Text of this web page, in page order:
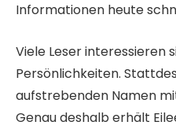
Informationen heute
Viele Leser interessieren
Persönlichkeiten.
aufstrebenden Namen
Genau deshalb erhält